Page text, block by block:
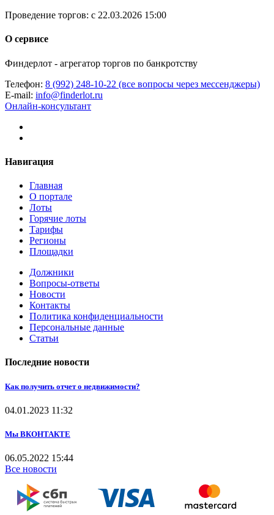
Проведение торгов: с 22.03.2026 15:00
О сервисе
Финдерлот - агрегатор торгов по банкротству
Телефон: 8 (992) 248-10-22 (все вопросы через мессенджеры)
E-mail: info@finderlot.ru
Онлайн-консультант
Навигация
Главная
О портале
Лоты
Горячие лоты
Тарифы
Регионы
Площадки
Должники
Вопросы-ответы
Новости
Контакты
Политика конфиденциальности
Персональные данные
Статьи
Последние новости
Как получить отчет о недвижимости?
04.01.2023 11:32
Мы ВКОНТАКТЕ
06.05.2022 15:44
Все новости